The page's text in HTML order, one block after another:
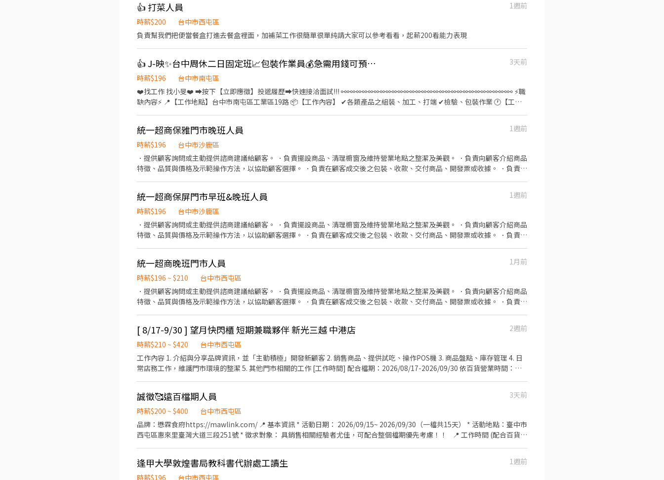
━━━━━━━━━━━━━━━━━━ ✽ 智取店兼職時薪制 ✽ 📌工作內容 1️⃣ 包裹收寄、搬運 2️⃣ 門市環境整理與清潔維護 3️⃣
配合單日跑點支援鄰近門市 4️⃣ 主管交辦事項 ✔ 提供完整教育訓練及店面實習 ✔ 需具備機車駕照與機車 🕒工作時間 🔸早班 07:00
／08:30－12:30／13:30 🔸晚班 17:30／18:30－23:30 🔸全天班 08:30－17:00 📍固定班別（免輪班） 📍一週至少可配合4天 📍假
日需可配合排班 📍需能接受臨時性加班 💰薪資待遇 時薪 $209～244 （含區域津貼／交通津貼／班別津貼／夜班津貼）
━━━━━━━━━━━━━━━━━━ ✅ 無經驗可 ✅ 學生／二度就業可 ✅ 長期兼職佳 ✅ 工作穩定、福利完善 📩 歡迎私訊了
解工作地點與缺額！ ---------------------------------\ *智取店* 西屯逢甲 - 智取店 台中市西屯區逢甲路70號1樓 西屯工業 - 智取
二段246-1號1樓 西屯櫻城店 台中市西屯區櫻城一街51-3號1樓 西屯何厝店 台中市西屯區何厝街86號1樓 --- ＜可加入官方➡️ 找
Aura歐啦＞ 📞連絡電話 : 0906603866 加入後留下姓名 / 電話 / 截圖職缺唷! 快速應徵👉 https://lin.ee/dZgA0v3
👍 打菜人員
1週前
時薪$200
台中市西屯區
負責幫我們把便當餐盒打進去餐盒裡面，加補菜工作很簡單很單純請大家可以參考看看，起薪200看能力表現
👍 J-映✨台中周休二日固定班📈包裝作業員💰急需用錢可預支💯免穿無塵衣💰三節禮金
3天前
時薪$196
台中市南屯區
❤️‍找工作 找小旻❤️‍ ➡按下【立即應徵】投遞履歷➡快速接洽面試!!! ⚯⚯⚯⚯⚯⚯⚯⚯⚯⚯⚯⚯⚯⚯⚯⚯⚯⚯⚯⚯⚯⚯⚯⚯⚯⚯⚯⚯⚯ ⚡職
缺內容⚡ 📍【工作地點】台中市南屯區工業區19路 📦【工作內容】 ✔各類產品之組裝、加工、打端 ✔檢驗、包裝作業 🕐【工作
ෆෆෆෆෆෆ✨ ❤️‍服務專員:小旻 ❤️‍加賴詢問:搜尋帳號@547qfznf（記得加＠） ❤️‍點擊加入:https://lin.ee/TuSzLpe (加入後請傳: 職
缺截圖+姓名+電話)
統一超商保雅門市晚班人員
1週前
時薪$196
台中市沙鹿區
．提供顧客詢問或主動提供諮商建議給顧客。 ．負責擺設商品、清理櫥窗及維持營業地點之整潔及美觀。 ．負責向顧客介紹商品
特徵、品質與價格及示範操作方法，以協助顧客選擇。 ．負責在顧客成交後之包裝、收款、交付商品、開發票或收據。 ．負責在
統一超商保屏門市早班&晚班人員
1週前
時薪$196
台中市沙鹿區
．提供顧客詢問或主動提供諮商建議給顧客。 ．負責擺設商品、清理櫥窗及維持營業地點之整潔及美觀。 ．負責向顧客介紹商品
特徵、品質與價格及示範操作方法，以協助顧客選擇。 ．負責在顧客成交後之包裝、收款、交付商品、開發票或收據。 ．負責在
統一超商晚班門市人員
1月前
時薪$196 ~ $210
台中市西屯區
．提供顧客詢問或主動提供諮商建議給顧客。 ．負責擺設商品、清理櫥窗及維持營業地點之整潔及美觀。 ．負責向顧客介紹商品
特徵、品質與價格及示範操作方法，以協助顧客選擇。 ．負責在顧客成交後之包裝、收款、交付商品、開發票或收據。 ．負責在
[ 8/17-9/30 ] 望月快閃櫃 短期兼職夥伴 新光三越 中港店
2週前
時薪$210 ~ $420
台中市西屯區
工作內容 1. 介紹與分享品牌資訊，並「主動積極」開發新顧客 2. 銷售商品、提供試吃、操作POS機 3. 商品盤點、庫存管理 4. 日
常店務工作，維護門市環境的整潔 5. 其他門市相關的工作 [工作時間] 配合檔期：2026/08/17-2026/09/30 依百貨營業時間：早
誠徵🥰遠百檔期人員
3天前
時薪$200 ~ $400
台中市西屯區
品牌：懋霖食府https://mawlink.com/ 📍 基本資訊 * 活動日期： 2026/09/15~ 2026/09/30（一檔共15天） * 活動地點：臺中市
西屯區惠來里臺灣大道三段251號 * 徵求對象： 具銷售相關經驗者尤佳，可配合整個檔期優先考慮！！ 📍 工作時間 (配合百貨營
$200 元（依法投保）。 * 業績獎金： 依照整體業績發放獎金。 📍 工作內容與服裝 * 工作內容： 發放試吃、介紹產品、銷售促
購、協助專櫃開收班與帳務結算。 * 服裝規定： 需著懋霖短t 與得體褲子，舒適運動鞋（鞋子不限顏色）。 📍 應徵條件與方式
逢甲大學敦煌書局教科書代辦處工讀生
1週前
時薪$196
台中市西屯區